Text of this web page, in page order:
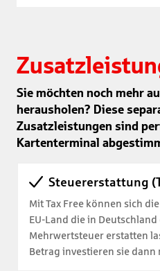
Sie möchten noch mehr
herausholen? Diese
Zusatzleistungen sind
Kartenterminal
Steuererstattung
Mit Tax Free können sich
EU-Land die in
Mehrwertsteuer erstatten
Betrag investieren sie